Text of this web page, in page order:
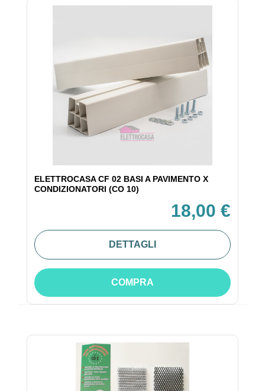
ELETTROCASA CF 02 BASI A PAVIMENTO X
CONDIZIONATORI (CO 10)
18,00 €
DETTAGLI
COMPRA